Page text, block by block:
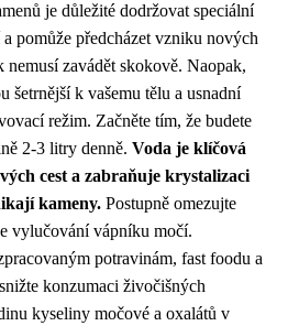
je důležité dodržovat speciální
pomůže předcházet vzniku nových
nemusí zavádět skokově. Naopak,
šetrnější k vašemu tělu a usnadní
režim. Začněte tím, že budete
2-3 litry denně. Voda je klíčová
cest a zabraňuje krystalizaci
kameny. Postupně omezujte
vylučování vápníku močí.
potravinám, fast foodu a
konzumaci živočišných
kyseliny močové a oxalátů v